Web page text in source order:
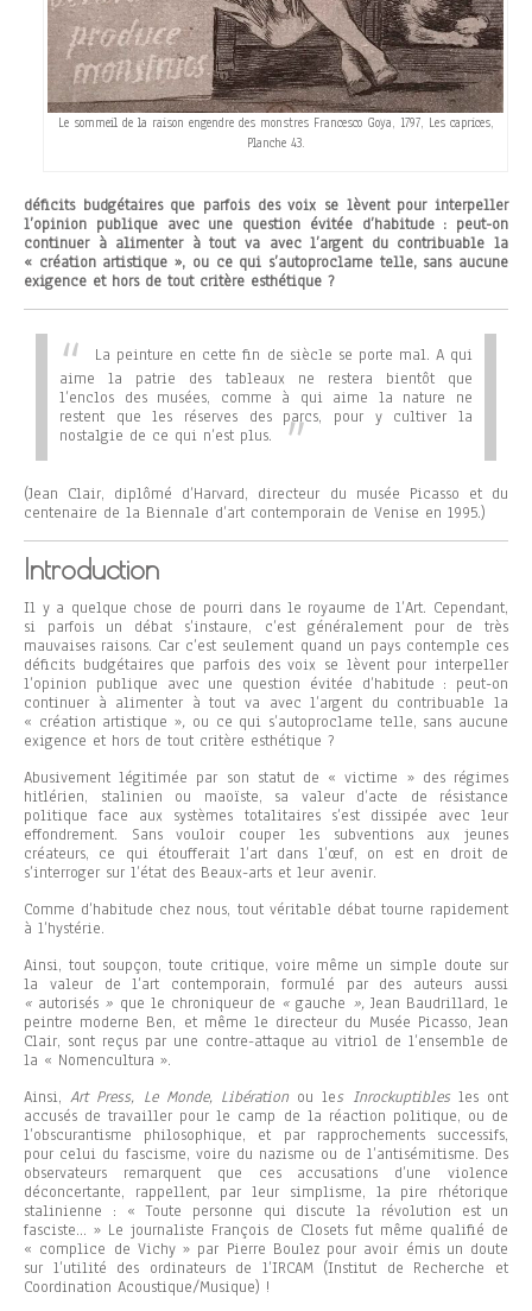
Le sommeil de la raison engendre des monstres Francesco Goya, 1797, Les caprices,
Planche 43.
déficits budgétaires que parfois des voix se lèvent pour interpeller
l’opinion publique avec une question évitée d’habitude : peut-on
continuer à alimenter à tout va avec l’argent du contribuable la
« création artistique », ou ce qui s’autoproclame telle, sans aucune
exigence et hors de tout critère esthétique ?
La peinture en cette fin de siècle se porte mal. A qui
aime la patrie des tableaux ne restera bientôt que
l’enclos des musées, comme à qui aime la nature ne
restent que les réserves des parcs, pour y cultiver la
nostalgie de ce qui n’est plus.
(Jean Clair, diplômé d’Harvard, directeur du musée Picasso et du
centenaire de la Biennale d’art contemporain de Venise en 1995.)
Introduction
Il y a quelque chose de pourri dans le royaume de l’Art. Cependant,
si parfois un débat s’instaure, c’est généralement pour de très
mauvaises raisons. Car c’est seulement quand un pays contemple ces
déficits budgétaires que parfois des voix se lèvent pour interpeller
l’opinion publique avec une question évitée d’habitude : peut-on
continuer à alimenter à tout va avec l’argent du contribuable la
« création artistique », ou ce qui s’autoproclame telle, sans aucune
exigence et hors de tout critère esthétique ?
Abusivement légitimée par son statut de « victime » des régimes
hitlérien, stalinien ou maoïste, sa valeur d’acte de résistance
politique face aux systèmes totalitaires s’est dissipée avec leur
effondrement. Sans vouloir couper les subventions aux jeunes
créateurs, ce qui étoufferait l’art dans l’œuf, on est en droit de
s’interroger sur l’état des Beaux-arts et leur avenir.
Comme d’habitude chez nous, tout véritable débat tourne rapidement
à l’hystérie.
Ainsi, tout soupçon, toute critique, voire même un simple doute sur
la valeur de l’art contemporain, formulé par des auteurs aussi
« autorisés » que le chroniqueur de «gauche »,Jean Baudrillard, le
peintre moderne Ben, et même le directeur du Musée Picasso, Jean
Clair, sont reçus par une contre-attaque au vitriol de l’ensemble de
la « Nomencultura ».
Ainsi,Art Press, Le Monde, Libérationou les Inrockuptibles les ont
accusés de travailler pour le camp de la réaction politique, ou de
l’obscurantisme philosophique, et par rapprochements successifs,
pour celui du fascisme, voire du nazisme ou de l’antisémitisme. Des
observateurs remarquent que ces accusations d’une violence
déconcertante, rappellent, par leur simplisme, la pire rhétorique
stalinienne : « Toute personne qui discute la révolution est un
fasciste… » Le journaliste François de Closets fut même qualifié de
« complice de Vichy » par Pierre Boulez pour avoir émis un doute
sur l’utilité des ordinateurs de l’IRCAM (Institut de Recherche et
Coordination Acoustique/Musique) !